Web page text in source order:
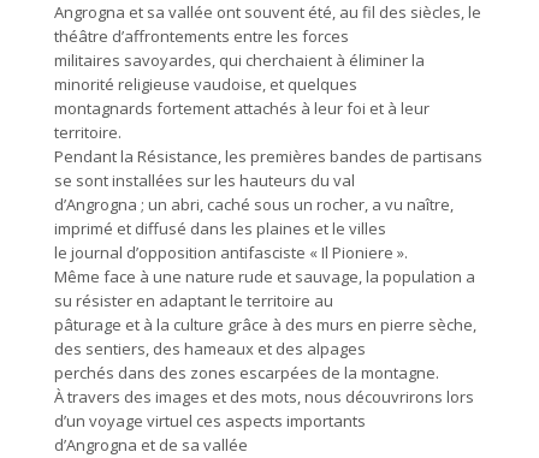
Angrogna et sa vallée ont souvent été, au fil des siècles, le
théâtre d’affrontements entre les forces
militaires savoyardes, qui cherchaient à éliminer la
minorité religieuse vaudoise, et quelques
montagnards fortement attachés à leur foi et à leur
territoire.
Pendant la Résistance, les premières bandes de partisans
se sont installées sur les hauteurs du val
d’Angrogna ; un abri, caché sous un rocher, a vu naître,
imprimé et diffusé dans les plaines et le villes
le journal d’opposition antifasciste « Il Pioniere ».
Même face à une nature rude et sauvage, la population a
su résister en adaptant le territoire au
pâturage et à la culture grâce à des murs en pierre sèche,
des sentiers, des hameaux et des alpages
perchés dans des zones escarpées de la montagne.
À travers des images et des mots, nous découvrirons lors
d’un voyage virtuel ces aspects importants
d’Angrogna et de sa vallée